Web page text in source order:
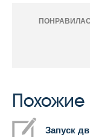
Похожие
Запуск